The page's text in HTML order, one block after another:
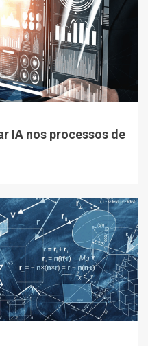
IA nos processos de